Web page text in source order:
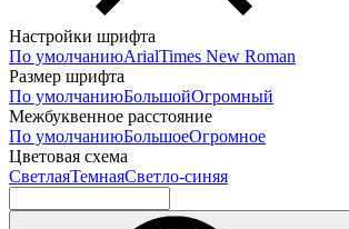
Настройки шрифта
По умолчаниюArialTimes New Roman
Размер шрифта
По умолчаниюБольшойОгромный
Межбуквенное расстояние
По умолчаниюБольшоеОгромное
Цветовая схема
СветлаяТемнаяСветло-синяя